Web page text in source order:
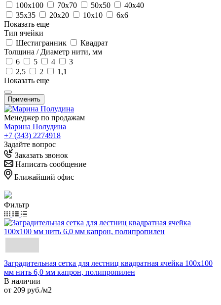
100х100
70х70 50х50
40х40
35х35
20х20 10х10
6х6
Показать еще
Тип ячейки
Шестигранник
Квадрат
Толщина / Диаметр нити, мм
6
5 4
3
2,5
2
1,1
Показать еще
Применить
Менеджер по продажам
Марина Полудина
+7 (343) 2274918
Задайте вопрос
Заказать звонок
Написать сообщение
Ближайший офис
Фильтр
Заградительная сетка для лестниц квадратная ячейка 100х100
мм нить 6,0 мм капрон, полипропилен
В наличии
от 209 руб./м2